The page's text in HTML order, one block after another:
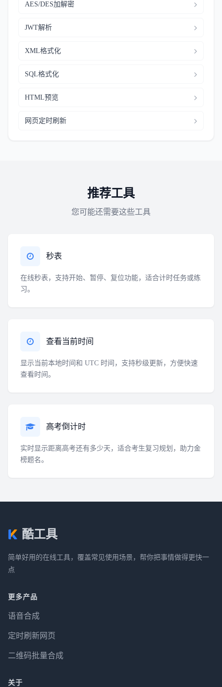
AES/DES加解密
JWT解析
XML格式化
SQL格式化
HTML预览
网页定时刷新
推荐工具
您可能还需要这些工具
秒表
在线秒表，支持开始、暂停、复位功能，适合计时任务或练
习。
查看当前时间
显示当前本地时间和 UTC 时间，支持秒级更新，方便快速
查看时间。
高考倒计时
实时显示距离高考还有多少天，适合考生复习规划，助力金
榜题名。
酷工具
简单好用的在线工具，覆盖常见使用场景，帮你把事情做得更快一
点
更多产品
语音合成
定时刷新网页
二维码批量合成
关于